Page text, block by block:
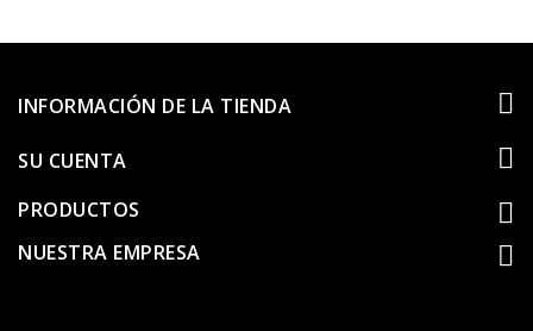
INFORMACIÓN DE LA TIENDA
SU CUENTA
PRODUCTOS
NUESTRA EMPRESA